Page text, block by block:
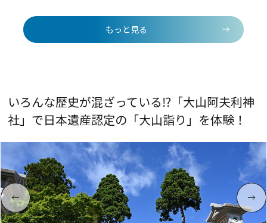
もっと見る
いろんな歴史が混ざっている⁉「大山阿夫利神
社」で日本遺産認定の「大山詣り」を体験！